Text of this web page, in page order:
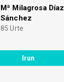
Mª Milagrosa Díaz
Sánchez
85 Urte
Irun